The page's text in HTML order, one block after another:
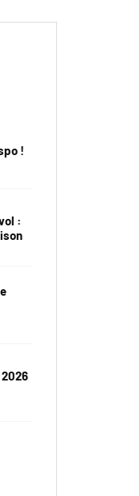
!
: